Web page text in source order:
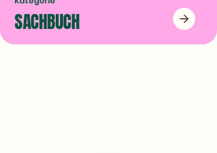
SACHBUCH